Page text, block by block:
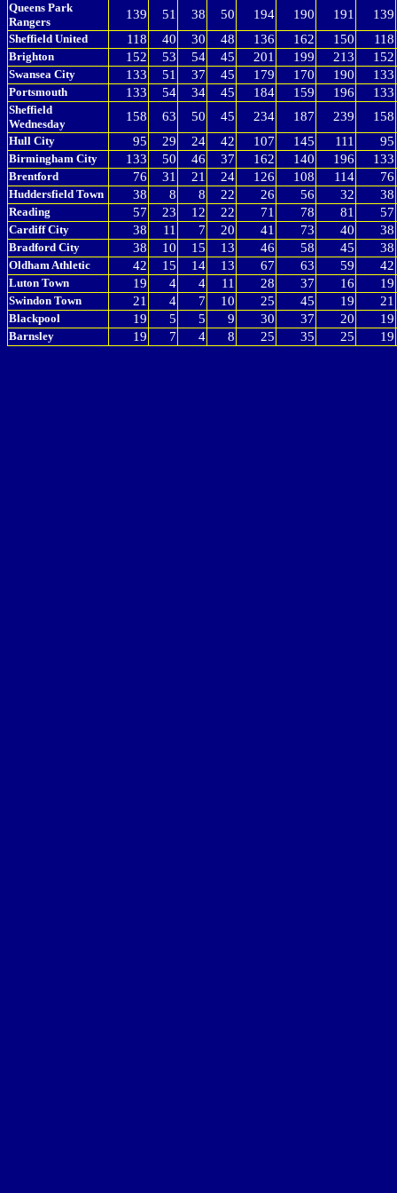
Queens Park
Rangers
139 51 38 50 194 190 191 139
Sheffield United 118 40 30 48 136 162 150 118
Brighton 152 53 54 45 201 199 213 152
Swansea City 133 51 37 45 179 170 190 133
Portsmouth 133 54 34 45 184 159 196 133
Sheffield
Wednesday
158 63 50 45 234 187 239 158
Hull City 95 29 24 42 107 145 111 95
Birmingham City 133 50 46 37 162 140 196 133
Brentford 76 31 21 24 126 108 114 76
Huddersfield Town 38 8 8 22 26 56 32 38
Reading 57 23 12 22 71 78 81 57
Cardiff City 38 11 7 20 41 73 40 38
Bradford City 38 10 15 13 46 58 45 38
Oldham Athletic 42 15 14 13 67 63 59 42
Luton Town 19 4 4 11 28 37 16 19
Swindon Town 21 4 7 10 25 45 19 21
Blackpool 19 5 5 9 30 37 20 19
Barnsley 19 7 4 8 25 35 25 19